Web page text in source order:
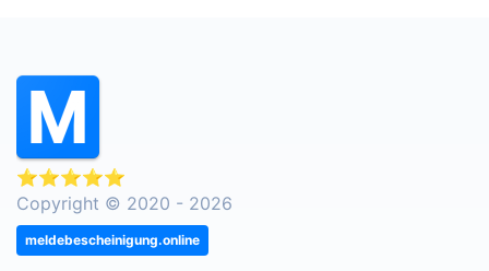
⭐⭐⭐⭐⭐
Copyright © 2020 - 2026
meldebescheinigung.online